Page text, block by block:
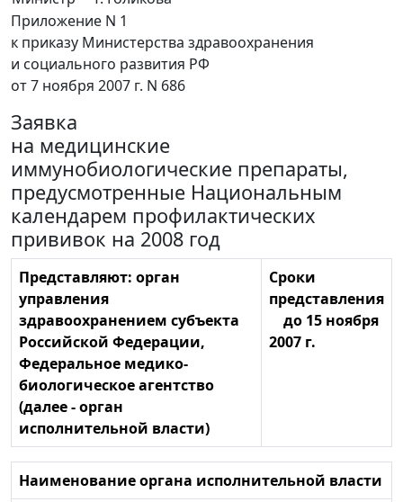
Приложение N 1
к приказу Министерства здравоохранения
и социального развития РФ
от 7 ноября 2007 г. N 686
Заявка
на медицинские
иммунобиологические препараты,
предусмотренные Национальным
календарем профилактических
прививок на 2008 год
Представляют: орган
управления
здравоохранением субъекта
Российской Федерации,
Федеральное медико-
биологическое агентство
(далее - орган
исполнительной власти)
Сроки
представления
до 15 ноября
2007 г.
Наименование органа исполнительной власти